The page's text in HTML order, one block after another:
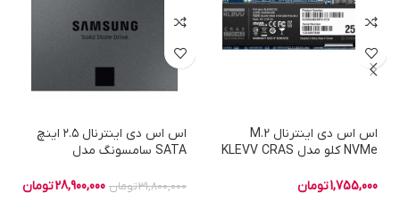
اس اس دی اینترنال M.2
NVMe کلو مدل KLEVV CRAS
1,755,000تومان
اس اس دی اینترنال ۲.۵ اینچ
SATA سامسونگ مدل
ترابایت
31,800,000تومان 28,900,000تومان